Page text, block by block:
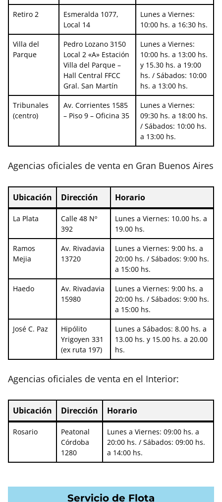
Retiro 2
Esmeralda 1077,
Local 14
Lunes a Viernes:
10:00 hs. a 16:30 hs.
Villa del
Parque
Pedro Lozano 3150
Local 2 «A» Estación
Villa del Parque –
Hall Central FFCC
Gral. San Martín
Lunes a Viernes:
10:00 hs. a 13:00 hs.
y 15.30 hs. a 19:00
hs. / Sábados: 10:00
hs. a 13:00 hs.
Tribunales
(centro)
Av. Corrientes 1585
– Piso 9 – Oficina 35
Lunes a Viernes:
09:30 hs. a 18:00 hs.
/ Sábados: 10:00 hs.
a 13:00 hs.
Agencias oficiales de venta en Gran Buenos Aires
Ubicación Dirección
Horario
Ubicación
Dirección Horario
La Plata
Calle 48 Nº
392
Lunes a Viernes: 10.00 hs. a
19.00 hs.
Ramos
Mejia
Av. Rivadavia
13720
Lunes a Viernes: 9:00 hs. a
20:00 hs. / Sábados: 9:00 hs.
a 15:00 hs.
Haedo
Av. Rivadavia
15980
Lunes a Viernes: 9:00 hs. a
20:00 hs. / Sábados: 9:00 hs.
a 15:00 hs.
José C. Paz
Hipólito
Yrigoyen 331
(ex ruta 197)
Lunes a Sábados: 8.00 hs. a
13.00 hs. y 15.00 hs. a 20.00
hs.
Agencias oficiales de venta en el Interior:
Ubicación Dirección
Horario
Ubicación
Dirección Horario
Rosario
Peatonal
Córdoba
1280
Lunes a Viernes: 09:00 hs. a
20:00 hs. / Sábados: 09:00 hs.
a 14:00 hs.
Servicio de Flota